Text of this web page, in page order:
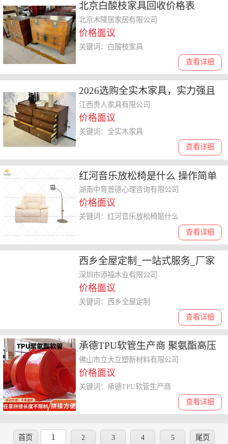
北京白酸枝家具回收价格表
北京木隆居家居有限公司
价格面议
查看详细
关键词：白酸枝家具
2026选购全实木家具，实力强且
资质齐全的品牌该怎么选
江西贵人家具有限公司
价格面议
查看详细
关键词：全实木家具
红河音乐放松椅是什么 操作简单
湖南中育普德心理咨询有限公司
价格面议
查看详细
关键词：红河音乐放松椅是什么
西乡全屋定制_一站式服务_厂家
深圳市添福木业有限公司
价格面议
查看详细
关键词：西乡全屋定制
承德TPU软管生产商 聚氨酯高压
防爆扁平水带 耐磨耐酸碱耐油耐
腐蚀耐老化耐磨耐老化
佛山市立大立塑新材料有限公司
价格面议
查看详细
关键词：承德TPU软管生产商
首页 1 2 3 4 5 尾页